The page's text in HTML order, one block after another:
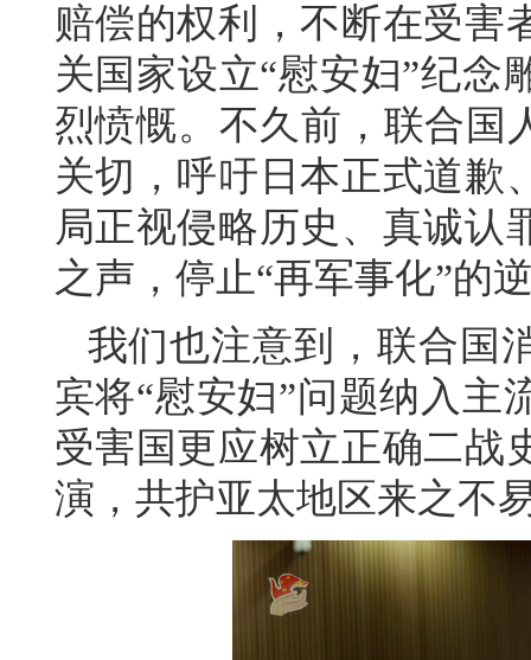
赔偿的权利，不断在受害
关国家设立“慰安妇”纪念
烈愤慨。不久前，联合国
关切，呼吁日本正式道歉
局正视侵略历史、真诚认
之声，停止“再军事化”的
我们也注意到，联合国
宾将“慰安妇”问题纳入主
受害国更应树立正确二战
演，共护亚太地区来之不